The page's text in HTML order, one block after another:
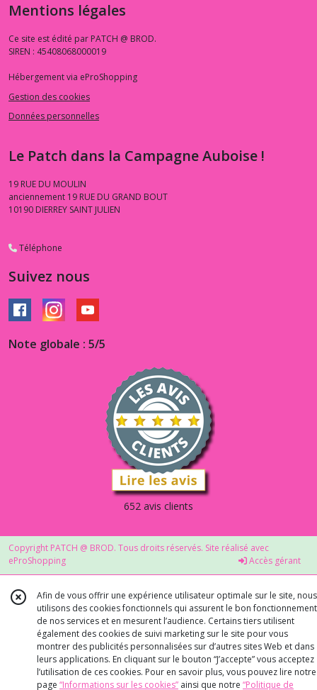
Mentions légales
Ce site est édité par PATCH @ BROD.
SIREN : 45408068000019
Hébergement via eProShopping
Gestion des cookies
Données personnelles
Le Patch dans la Campagne Auboise !
19 RUE DU MOULIN
anciennement 19 RUE DU GRAND BOUT
10190 DIERREY SAINT JULIEN
Téléphone
Suivez nous
Note globale : 5/5
652 avis clients
Copyright PATCH @ BROD. Tous droits réservés. Site réalisé avec
eProShopping
Accès gérant
Afin de vous offrir une expérience utilisateur optimale sur le site, nous
utilisons des cookies fonctionnels qui assurent le bon fonctionnement
de nos services et en mesurent l’audience. Certains tiers utilisent
également des cookies de suivi marketing sur le site pour vous
montrer des publicités personnalisées sur d’autres sites Web et dans
leurs applications. En cliquant sur le bouton “J’accepte” vous acceptez
l’utilisation de ces cookies. Pour en savoir plus, vous pouvez lire notre
page “Informations sur les cookies” ainsi que notre “Politique de